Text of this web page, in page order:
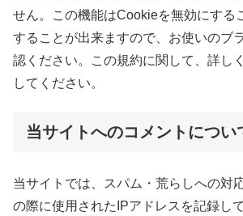
せん。この機能はCookieを無効にする
することが出来ますので、お使いのブ
認ください。この規約に関して、詳し
してください。
当サイトへのコメントについ
当サイトでは、スパム・荒らしへの対
の際に使用されたIPアドレスを記録し